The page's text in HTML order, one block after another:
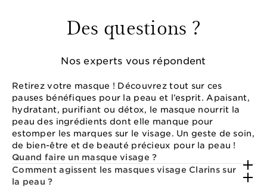
Des questions ?
Nos experts vous répondent
Retirez votre masque ! Découvrez tout sur ces
pauses bénéfiques pour la peau et l’esprit. Apaisant,
hydratant, purifiant ou détox, le masque nourrit la
peau des ingrédients dont elle manque pour
estomper les marques sur le visage. Un geste de soin,
de bien-être et de beauté précieux pour la peau !
Quand faire un masque visage ?
Comment agissent les masques visage Clarins sur
la peau ?